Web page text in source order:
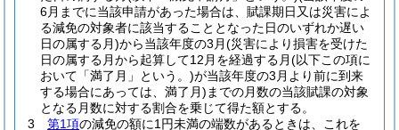
6月までに当該申請があった場合は、賦課期日又は災害によ
る減免の対象者に該当することとなった日のいずれか遅い
日の属する月)から当該年度の3月(災害により損害を受けた
日の属する月から起算して12月を経過する月(以下この項に
おいて「満了月」という。)が当該年度の3月より前に到来
する場合にあっては、満了月) までの月数の当該賦課の対象
となる月数に対する割合を乗じて得た額とする。
3
第1項の減免の額に1円未満の端数があるときは、これを